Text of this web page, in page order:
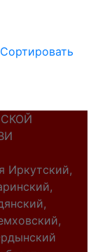
Сортировать
Иркутский,